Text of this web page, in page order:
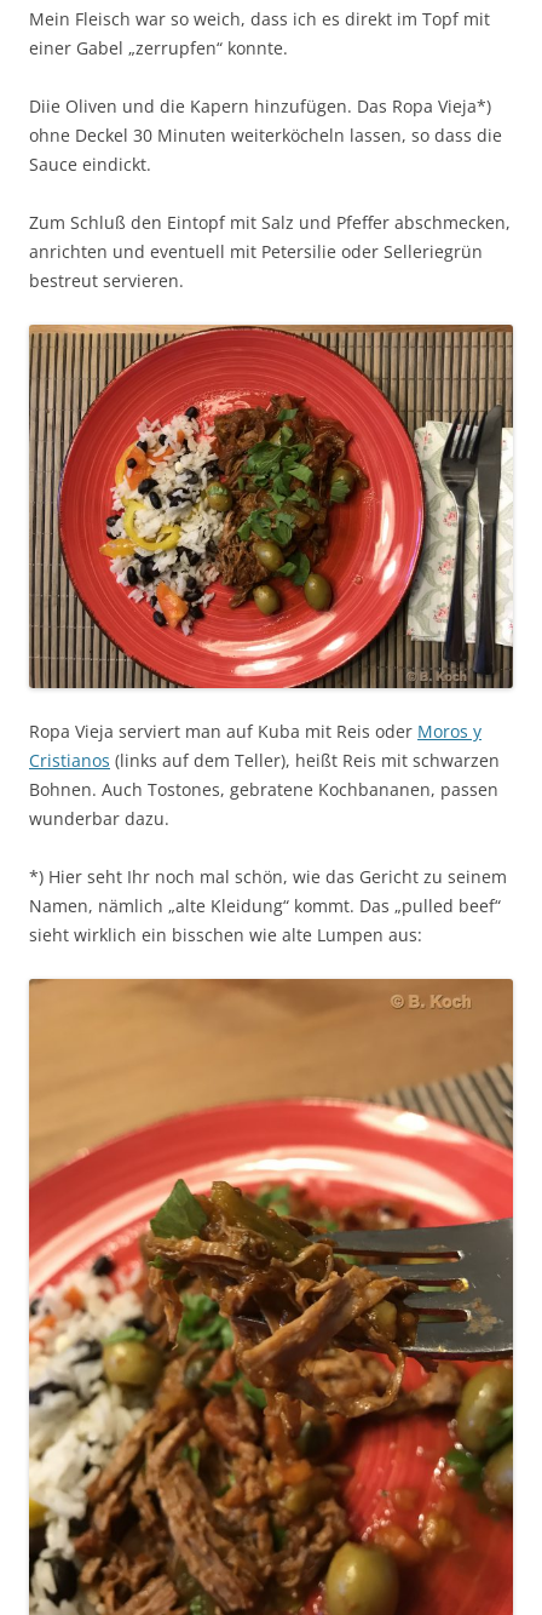
Mein Fleisch war so weich, dass ich es direkt im Topf mit
einer Gabel „zerrupfen“ konnte.
Diie Oliven und die Kapern hinzufügen. Das Ropa Vieja*)
ohne Deckel 30 Minuten weiterköcheln lassen, so dass die
Sauce eindickt.
Zum Schluß den Eintopf mit Salz und Pfeffer abschmecken,
anrichten und eventuell mit Petersilie oder Selleriegrün
bestreut servieren.
Ropa Vieja serviert man auf Kuba mit Reis oder Moros y
Cristianos (links auf dem Teller), heißt Reis mit schwarzen
Bohnen. Auch Tostones, gebratene Kochbananen, passen
wunderbar dazu.
*) Hier seht Ihr noch mal schön, wie das Gericht zu seinem
Namen, nämlich „alte Kleidung“ kommt. Das „pulled beef“
sieht wirklich ein bisschen wie alte Lumpen aus: